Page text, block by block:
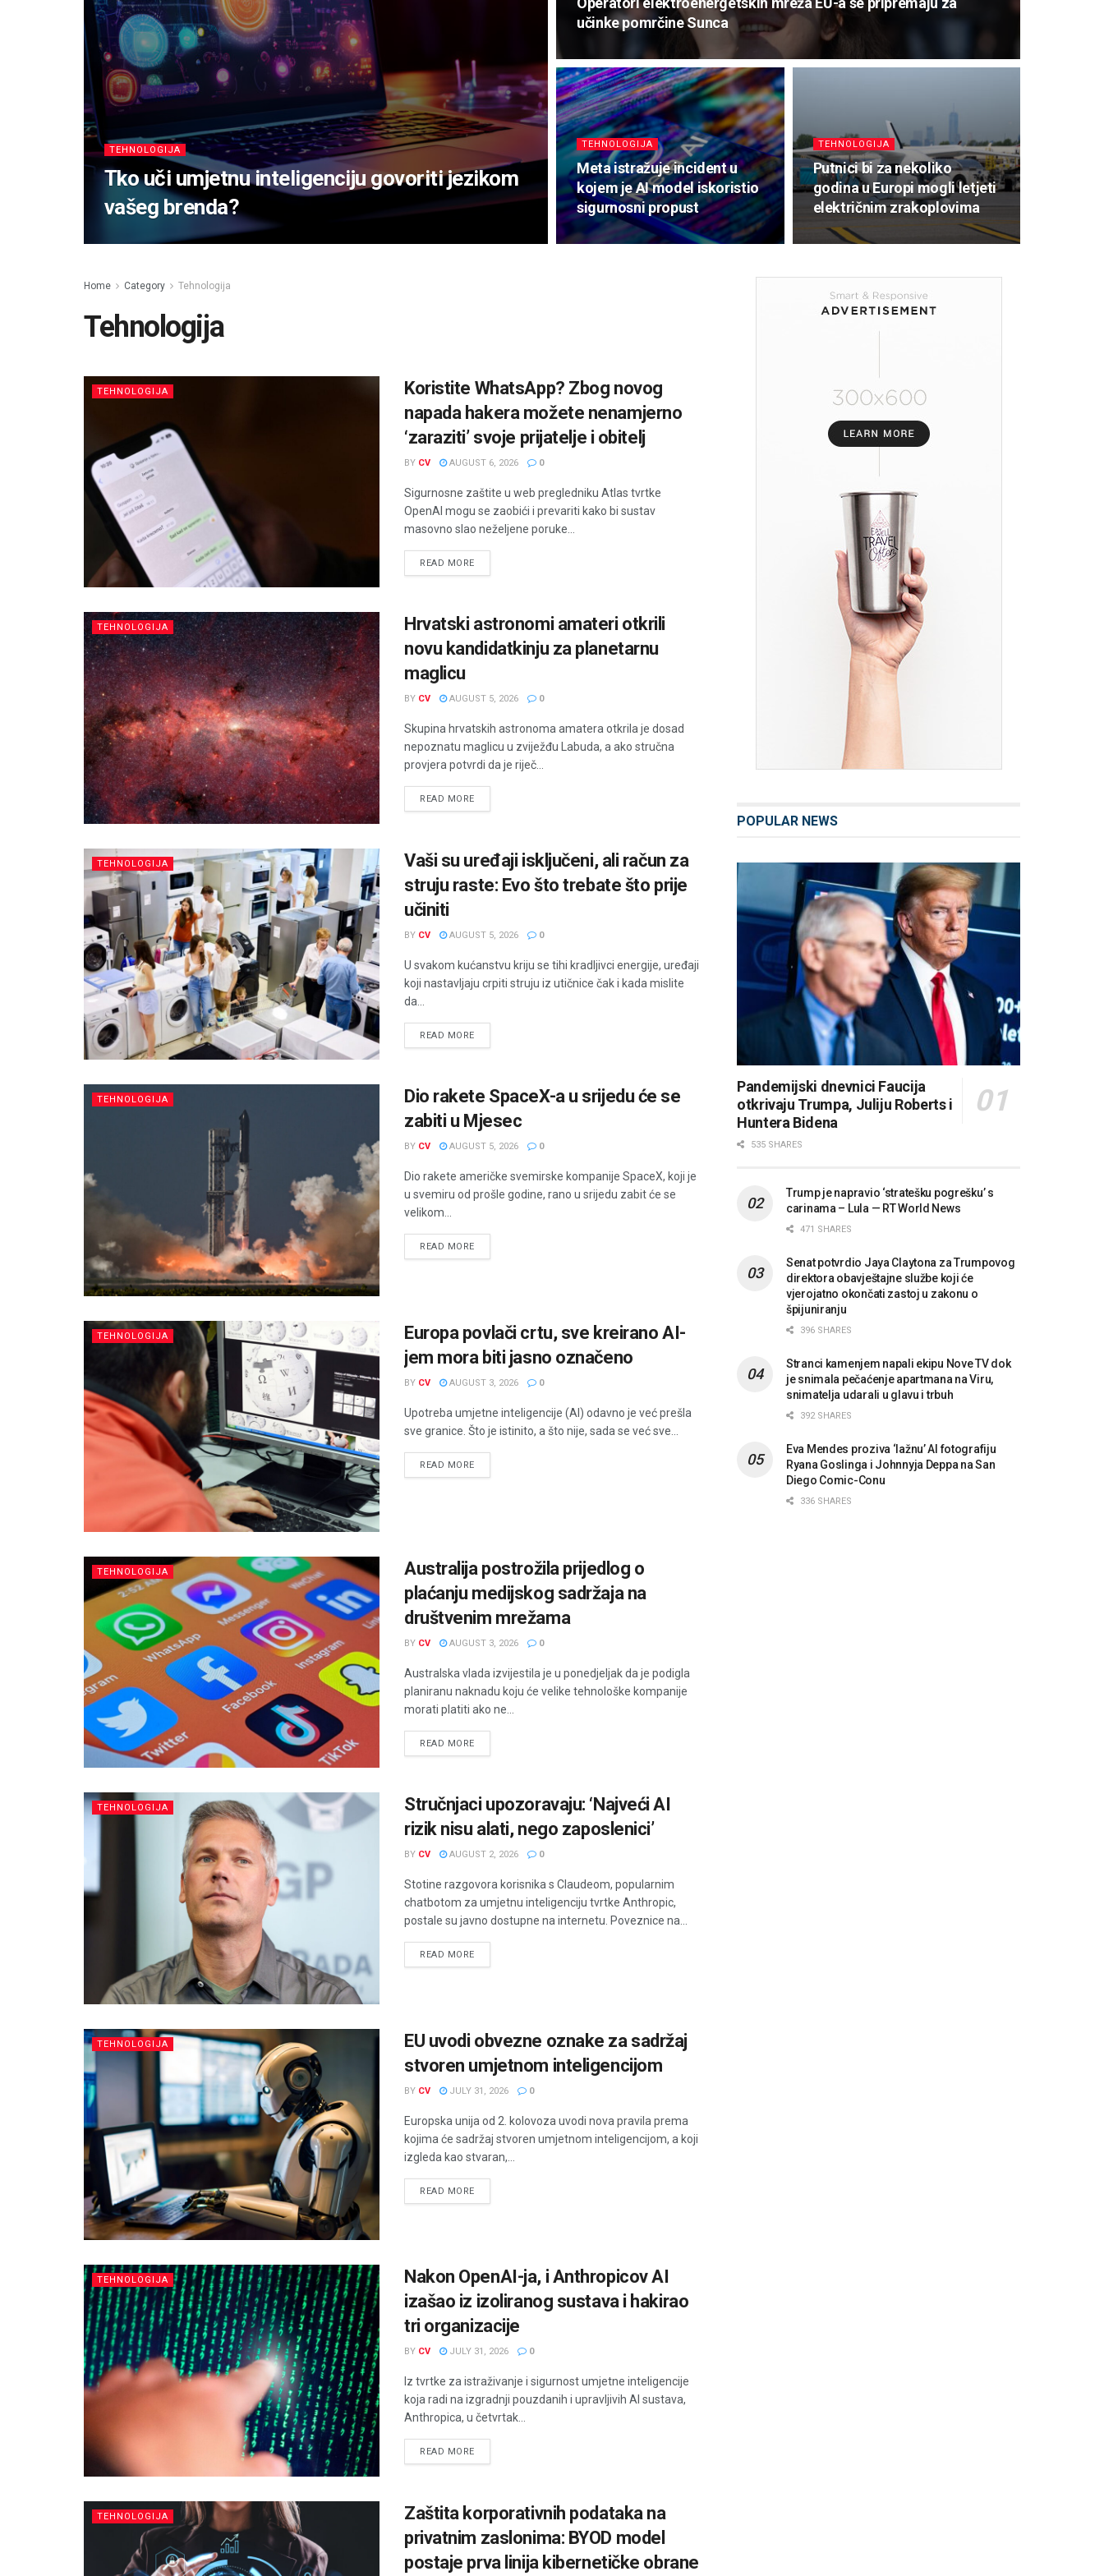
TEHNOLOGIJA
Tko uči umjetnu inteligenciju govoriti jezikom
vašeg brenda?
učinke pomrčine Sunca
TEHNOLOGIJA
Meta istražuje incident u
kojem je AI model iskoristio
sigurnosni propust
TEHNOLOGIJA
Putnici bi za nekoliko
godina u Europi mogli letjeti
električnim zrakoplovima
Home Category Tehnologija
Tehnologija
TEHNOLOGIJA
Koristite WhatsApp? Zbog novog
napada hakera možete nenamjerno
‘zaraziti’ svoje prijatelje i obitelj
BY CV AUGUST 6, 2026 0
Sigurnosne zaštite u web pregledniku Atlas tvrtke
OpenAI mogu se zaobići i prevariti kako bi sustav
masovno slao neželjene poruke...
READ MORE
TEHNOLOGIJA
Hrvatski astronomi amateri otkrili
novu kandidatkinju za planetarnu
maglicu
BY CV AUGUST 5, 2026 0
Skupina hrvatskih astronoma amatera otkrila je dosad
nepoznatu maglicu u zviježđu Labuda, a ako stručna
provjera potvrdi da je riječ...
READ MORE
TEHNOLOGIJA
Vaši su uređaji isključeni, ali račun za
struju raste: Evo što trebate što prije
učiniti
BY CV AUGUST 5, 2026 0
U svakom kućanstvu kriju se tihi kradljivci energije, uređaji
koji nastavljaju crpiti struju iz utičnice čak i kada mislite
da...
READ MORE
TEHNOLOGIJA
Dio rakete SpaceX-a u srijedu će se
zabiti u Mjesec
BY CV AUGUST 5, 2026 0
Dio rakete američke svemirske kompanije SpaceX, koji je
u svemiru od prošle godine, rano u srijedu zabit će se
velikom...
READ MORE
TEHNOLOGIJA
Europa povlači crtu, sve kreirano AI-
jem mora biti jasno označeno
BY CV AUGUST 3, 2026 0
Upotreba umjetne inteligencije (AI) odavno je već prešla
sve granice. Što je istinito, a što nije, sada se već sve...
READ MORE
TEHNOLOGIJA
Australija postrožila prijedlog o
plaćanju medijskog sadržaja na
društvenim mrežama
BY CV AUGUST 3, 2026 0
Australska vlada izvijestila je u ponedjeljak da je podigla
planiranu naknadu koju će velike tehnološke kompanije
morati platiti ako ne...
READ MORE
TEHNOLOGIJA
Stručnjaci upozoravaju: ‘Najveći AI
rizik nisu alati, nego zaposlenici’
BY CV AUGUST 2, 2026 0
Stotine razgovora korisnika s Claudeom, popularnim
chatbotom za umjetnu inteligenciju tvrtke Anthropic,
postale su javno dostupne na internetu. Poveznice na...
READ MORE
TEHNOLOGIJA
EU uvodi obvezne oznake za sadržaj
stvoren umjetnom inteligencijom
BY CV JULY 31, 2026 0
Europska unija od 2. kolovoza uvodi nova pravila prema
kojima će sadržaj stvoren umjetnom inteligencijom, a koji
izgleda kao stvaran,...
READ MORE
TEHNOLOGIJA
Nakon OpenAI-ja, i Anthropicov AI
izašao iz izoliranog sustava i hakirao
tri organizacije
BY CV JULY 31, 2026 0
Iz tvrtke za istraživanje i sigurnost umjetne inteligencije
koja radi na izgradnji pouzdanih i upravljivih AI sustava,
Anthropica, u četvrtak...
READ MORE
TEHNOLOGIJA
Zaštita korporativnih podataka na
privatnim zaslonima: BYOD model
postaje prva linija kibernetičke obrane
POPULAR NEWS
Pandemijski dnevnici Faucija
otkrivaju Trumpa, Juliju Roberts i
Huntera Bidena
535 SHARES
Trump je napravio ‘stratešku pogrešku’ s
carinama – Lula — RT World News
471 SHARES
Senat potvrdio Jaya Claytona za Trumpovog
direktora obavještajne službe koji će
vjerojatno okončati zastoj u zakonu o
špijuniranju
396 SHARES
Stranci kamenjem napali ekipu Nove TV dok
je snimala pečaćenje apartmana na Viru,
snimatelja udarali u glavu i trbuh
392 SHARES
Eva Mendes proziva ‘lažnu’ AI fotografiju
Ryana Goslinga i Johnnyja Deppa na San
Diego Comic-Conu
336 SHARES